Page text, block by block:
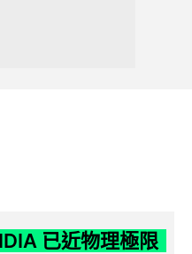
已近物理極限